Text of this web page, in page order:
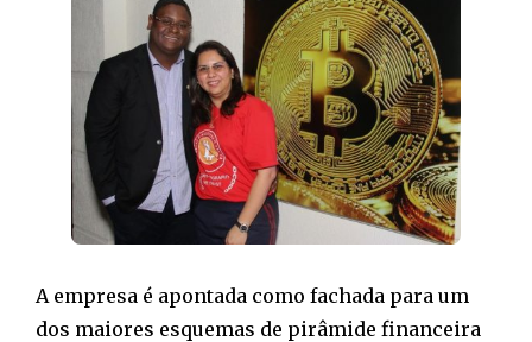
A empresa é apontada como fachada para um
dos maiores esquemas de pirâmide financeira